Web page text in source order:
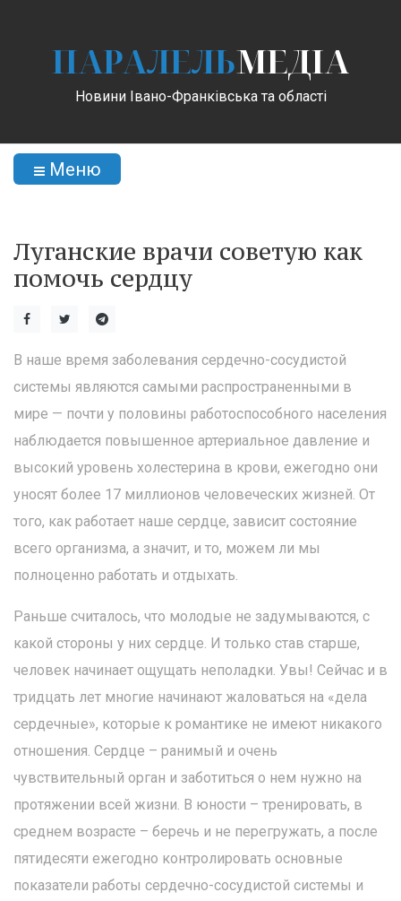
ПАРАЛЕЛЬМЕДІА
Новини Івано-Франківська та області
Меню
Луганские врачи советую как
помочь сердцу
В наше время заболевания сердечно-сосудистой
системы являются самыми распространенными в
мире — почти у половины работоспособного населения
наблюдается повышенное артериальное давление и
высокий уровень холестерина в крови, ежегодно они
уносят более 17 миллионов человеческих жизней. От
того, как работает наше сердце, зависит состояние
всего организма, а значит, и то, можем ли мы
полноценно работать и отдыхать.
Раньше считалось, что молодые не задумываются, с
какой стороны у них сердце. И только став старше,
человек начинает ощущать неполадки. Увы! Сейчас и в
тридцать лет многие начинают жаловаться на «дела
сердечные», которые к романтике не имеют никакого
отношения. Сердце – ранимый и очень
чувствительный орган и заботиться о нем нужно на
протяжении всей жизни. В юности – тренировать, в
среднем возрасте – беречь и не перегружать, а после
пятидесяти ежегодно контролировать основные
показатели работы сердечно-сосудистой системы и